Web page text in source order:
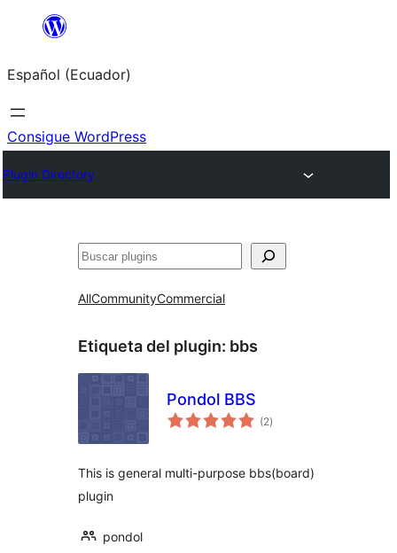
Saltar
contenido
Español (Ecuador)
Consigue WordPress
Plugin Directory
Buscar
AllCommunityCommercial
Etiqueta del plugin: bbs
Pondol BBS
(2total
de
)
This is general multi-purpose bbs(board)
plugin
pondol